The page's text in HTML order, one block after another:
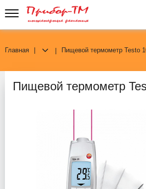
Главная Пищевой термометр Testo
Пищевой термометр